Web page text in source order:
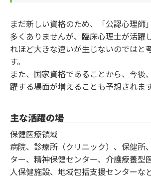
まだ新しい資格のため、「公認心理師
多くありませんが、臨床心理士が活躍
れほど大きな違いが生じないのではと
す。
また、国家資格であることから、今後
躍する場面が増えることも予想されます
主な活躍の場
保健医療領域
病院、診療所（クリニック）、保健所
ター、精神保健センター、介護療養型
人保健施設、地域包括支援センターな